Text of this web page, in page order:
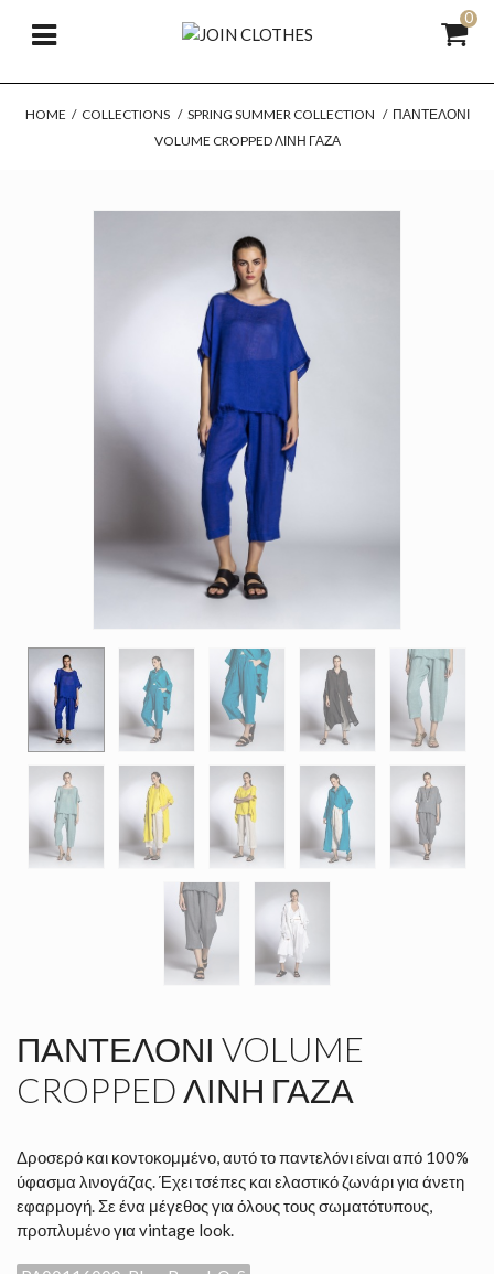
0
HOME / COLLECTIONS / SPRING SUMMER COLLECTION / ΠΑΝΤΕΛΌΝΙ
VOLUME CROPPED ΛΙΝΉ ΓΆΖΑ
ΠΑΝΤΕΛΌΝΙ VOLUME
CROPPED ΛΙΝΉ ΓΆΖΑ
Δροσερό και κοντοκομμένο, αυτό το παντελόνι είναι από 100%
ύφασμα λινογάζας. Έχει τσέπες και ελαστικό ζωνάρι για άνετη
εφαρμογή. Σε ένα μέγεθος για όλους τους σωματότυπους,
προπλυμένο για vintage look.